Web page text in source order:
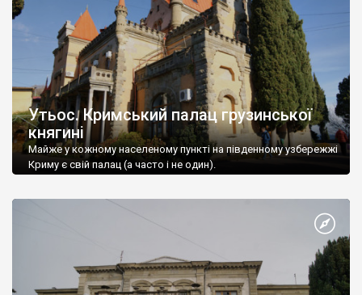
Утьос. Кримський палац грузинської
княгині
Майже у кожному населеному пункті на південному узбережжі
Криму є свій палац (а часто і не один).